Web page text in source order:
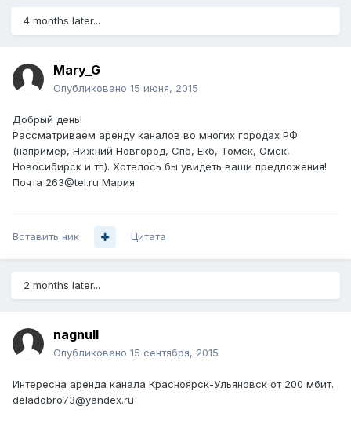
4 months later...
Mary_G
Опубликовано 15 июня, 2015
Добрый день!
Рассматриваем аренду каналов во многих городах РФ
(например, Нижний Новгород, Спб, Екб, Томск, Омск,
Новосибирск и тп). Хотелось бы увидеть ваши предложения!
Почта 263@tel.ru Мария
Вставить ник Цитата
2 months later...
nagnull
Опубликовано 15 сентября, 2015
Интересна аренда канала Красноярск-Ульяновск от 200 мбит.
deladobro73@yandex.ru